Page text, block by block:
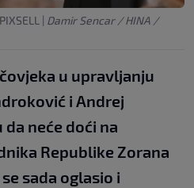
| Damir Sencar / HINA /
u upravljanju
i Andrej
neće doći na
Republike Zorana
sada oglasio i